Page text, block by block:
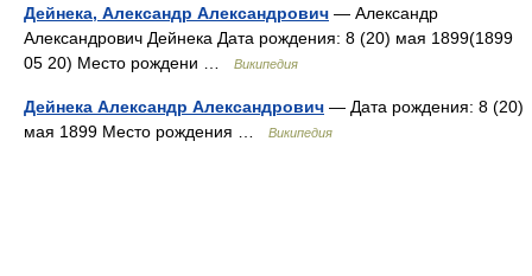
Дейнека, Александр Александрович — Александр
Александрович Дейнека Дата рождения: 8 (20) мая 1899(1899
05 20) Место рождени …
Википедия
Дейнека Александр Александрович — Дата рождения: 8 (20)
мая 1899 Место рождения …
Википедия